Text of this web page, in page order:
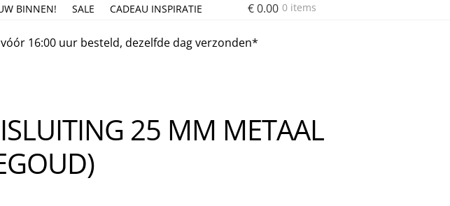
BINNEN! SALE CADEAU INSPIRATIE
Blog Cadeau & InpakserviceCart
€0.00 0 items
16:00 uur besteld, dezelfde dag verzonden*
25 MM METAAL